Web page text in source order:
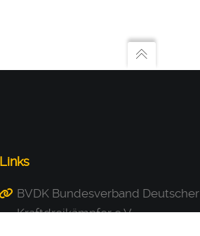
Links
BVDK Bundesverband Deutscher
Kraftdreikämpfer e.V.